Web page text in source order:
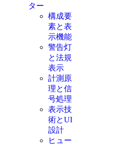
ター
構成要
素と表
示機能
警告灯
と法規
表示
計測原
理と信
号処理
表示技
術とUI
設計
ヒュー